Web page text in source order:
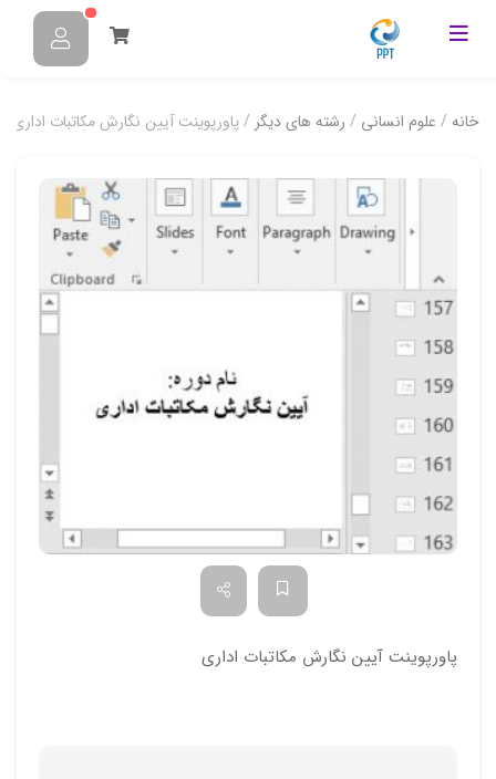
خانه / علوم انسانی / رشته های دیگر / پاورپوینت آیین نگارش مکاتبات اداری
پاورپوینت آیین نگارش مکاتبات اداری